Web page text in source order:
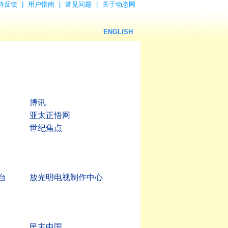
反馈 用户指南 常见问题 关于动态网
ENGLISH
博讯
亚太正悟网
世纪焦点
放光明电视制作中心